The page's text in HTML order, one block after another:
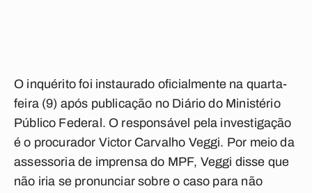
O inquérito foi instaurado oficialmente na quarta-
feira (9) após publicação no Diário do Ministério
Público Federal. O responsável pela investigação
é o procurador Victor Carvalho Veggi. Por meio da
assessoria de imprensa do MPF, Veggi disse que
não iria se pronunciar sobre o caso para não